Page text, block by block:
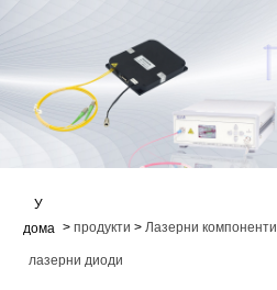
У
дома > продукти > Лазерни компоненти
лазерни диоди